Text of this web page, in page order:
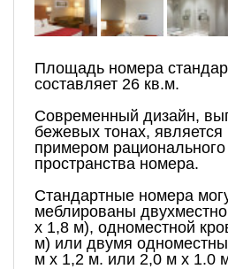
Площадь номера
составляет 26 кв.м.
Современный дизайн,
бежевых тонах,
примером
пространства номера.
Стандартные номера
меблированы
х 1,8 м), одноместной
м) или двумя
м х 1,2 м. или 2,0 м х 1.0